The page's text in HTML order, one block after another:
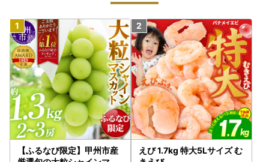
【ふるなび限定】甲州市産
えび 1.7kg 特大5Lサイズ む